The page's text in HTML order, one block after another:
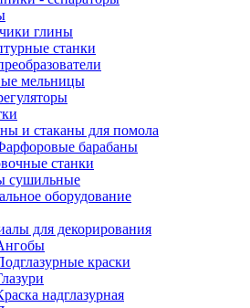
глины
станки
мельницы
и стаканы для помола
барабаны
станки
сушильные
оборудование
для декорирования
краски
надглазурная